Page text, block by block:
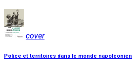
cover
Police et territoires dans le monde napoléonien